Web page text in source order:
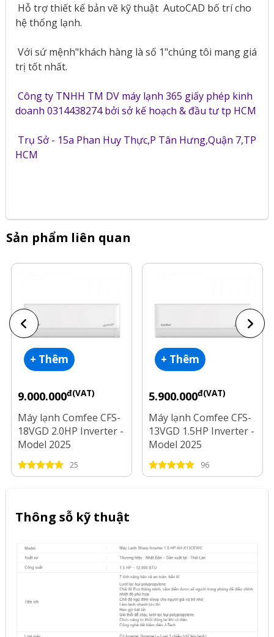
Hỗ trợ thiết kế bản vẽ kỹ thuật AutoCAD bố trí cho
hệ thống lạnh.
Với sứ mệnh"khách hàng là số 1"chúng tôi mang giá
trị tốt nhất.
Công ty TNHH TM DV máy lạnh 365 giấy phép kinh
doanh 0314438274 bởi sở kế hoạch & đầu tư tp HCM
Trụ Sở - 15a Phan Huy Thực,P Tân Hưng,Quận 7,TP
HCM
Sản phẩm liên quan
+ Thêm
9.000.000đ(VAT)
Máy lạnh Comfee CFS-
18VGD 2.0HP Inverter -
Model 2025
25
+ Thêm
5.900.000đ(VAT)
Máy lạnh Comfee CFS-
13VGD 1.5HP Inverter -
Model 2025
96
Thông sỗ kỹ thuật